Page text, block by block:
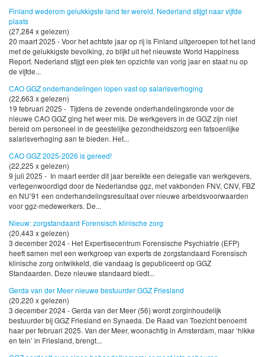
Finland wederom gelukkigste land ter wereld, Nederland stijgt naar vijfde
plaats
(27,284 x gelezen)
20 maart 2025 - Voor het achtste jaar op rij is Finland uitgeroepen tot het land
met de gelukkigste bevolking, zo blijkt uit het nieuwste World Happiness
Report. Nederland stijgt een plek ten opzichte van vorig jaar en staat nu op
de vijfde...
CAO GGZ onderhandelingen lopen vast op salarisverhoging
(22,663 x gelezen)
19 februari 2025 - Tijdens de zevende onderhandelingsronde voor de
nieuwe CAO GGZ ging het weer mis. De werkgevers in de GGZ zijn niet
bereid om personeel in de geestelijke gezondheidszorg een fatsoenlijke
salarisverhoging aan te bieden. Het...
CAO GGZ 2025-2026 is gereed!
(22,225 x gelezen)
9 juli 2025 - In maart eerder dit jaar bereikte een delegatie van werkgevers,
vertegenwoordigd door de Nederlandse ggz, met vakbonden FNV, CNV, FBZ
en NU’91 een onderhandelingsresultaat over nieuwe arbeidsvoorwaarden
voor ggz-medewerkers. De...
Nieuw: zorgstandaard Forensisch klinische zorg
(20,443 x gelezen)
3 december 2024 - Het Expertisecentrum Forensische Psychiatrie (EFP)
heeft samen met een werkgroep van experts de zorgstandaard Forensisch
klinische zorg ontwikkeld, die vandaag is gepubliceerd op GGZ
Standaarden. Deze nieuwe standaard biedt...
Gerda van der Meer nieuwe bestuurder GGZ Friesland
(20,220 x gelezen)
3 december 2024 - Gerda van der Meer (56) wordt zorginhoudelijk
bestuurder bij GGZ Friesland en Synaeda. De Raad van Toezicht benoemt
haar per februari 2025. Van der Meer, woonachtig in Amsterdam, maar ‘hikke
en tein’ in Friesland, brengt...